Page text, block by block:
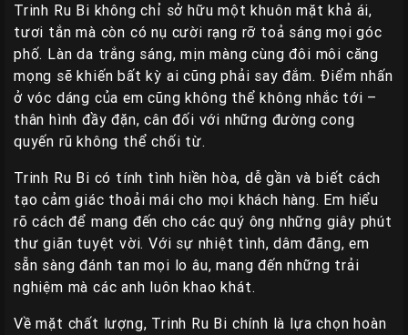
Trinh Ru Bi không chỉ sở hữu một khuôn mặt khả ái,
tươi tắn mà còn có nụ cười rạng rỡ toả sáng mọi góc
phố. Làn da trắng sáng, mịn màng cùng đôi môi căng
mọng sẽ khiến bất kỳ ai cũng phải say đắm. Điểm nhấn
ở vóc dáng của em cũng không thể không nhắc tới –
thân hình đầy đặn, cân đối với những đường cong
quyến rũ không thể chối từ.
Trinh Ru Bi có tính tình hiền hòa, dễ gần và biết cách
tạo cảm giác thoải mái cho mọi khách hàng. Em hiểu
rõ cách để mang đến cho các quý ông những giây phút
thư giãn tuyệt vời. Với sự nhiệt tình, dâm đãng, em
sẵn sàng đánh tan mọi lo âu, mang đến những trải
nghiệm mà các anh luôn khao khát.
Về mặt chất lượng, Trinh Ru Bi chính là lựa chọn hoàn